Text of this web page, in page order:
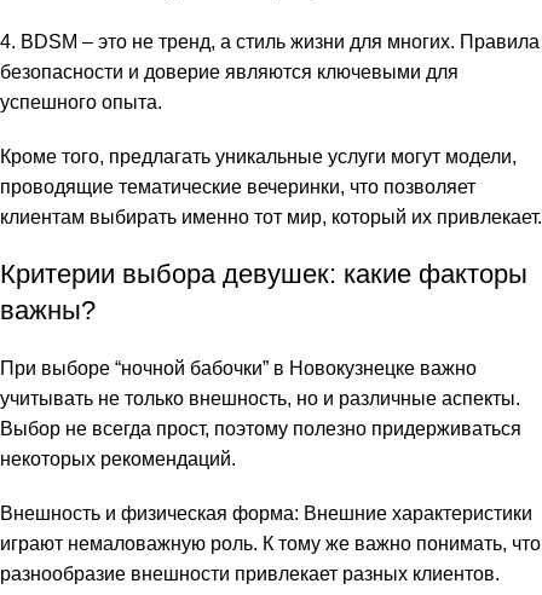
Panel
panel
panel
panel
Panel
4. BDSM – это не тренд, а стиль жизни для многих. Правила
безопасности и доверие являются ключевыми для
успешного опыта.
Кроме того, предлагать уникальные услуги могут модели,
проводящие тематические вечеринки, что позволяет
клиентам выбирать именно тот мир, который их привлекает.
Критерии выбора девушек: какие факторы
важны?
При выборе “ночной бабочки” в Новокузнецке важно
учитывать не только внешность, но и различные аспекты.
Выбор не всегда прост, поэтому полезно придерживаться
некоторых рекомендаций.
Внешность и физическая форма: Внешние характеристики
играют немаловажную роль. К тому же важно понимать, что
разнообразие внешности привлекает разных клиентов.